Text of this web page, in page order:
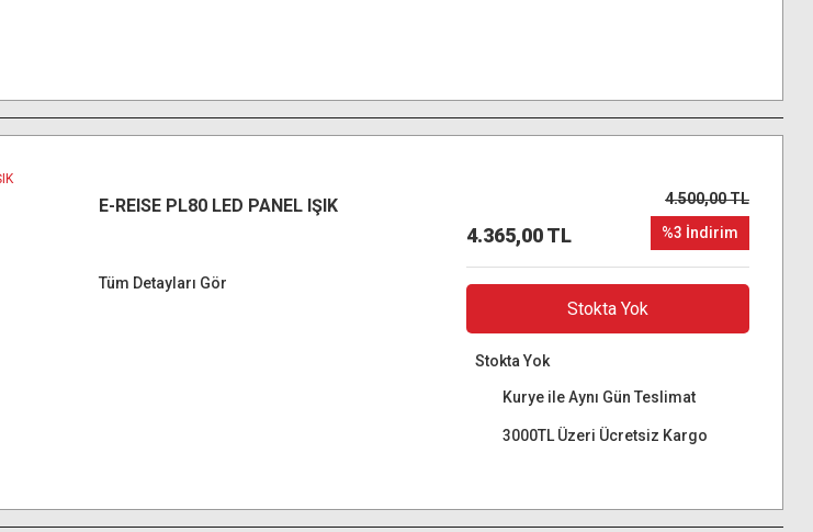
E-REISE PL80 LED PANEL IŞIK
Tüm Detayları Gör
4.365,00 TL
4.500,00 TL
%3 İndirim
Stokta Yok
Stokta Yok
Kurye ile Aynı Gün Teslimat
3000TL Üzeri Ücretsiz Kargo